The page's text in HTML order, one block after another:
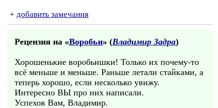
+ добавить замечания
Рецензия на «Воробьи» (Владимир Задра)
Хорошенькие воробьишки! Только их почему-то
всё меньше и меньше. Раньше летали стайками, а
теперь хорошо, если несколько увижу.
Интересно ВЫ про них написали.
Успехов Вам, Владимир.